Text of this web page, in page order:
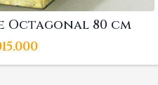
Octagonal 80 cm